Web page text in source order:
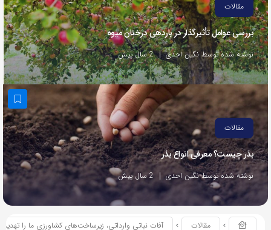
مقالات
بررسی عوامل تأثیرگذار در باردهی درختان میوه
نوشته شده توسط نگین احدی 2 سال پیش
مقالات
بذر چیست؟ معرفی انواع بذر
نوشته شده توسط نگین احدی 2 سال پیش
مقالات آفات نباتی وارداتی، زیرساخت‌های کشاورزی ما را